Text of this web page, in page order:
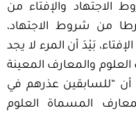
الاجتهاد والإفتاء من
من شروط الاجتهاد،
بَيْدَ أن المرء لا يجد
والمعارف المعينة
أن “للسابقين عذرهم في
المسماة العلوم